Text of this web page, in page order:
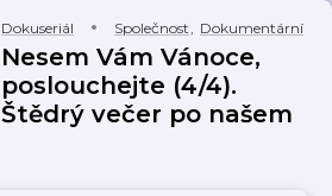
Dokuseriál Společnost, Dokumentární
Nesem Vám Vánoce,
poslouchejte (4/4).
Štědrý večer po našem